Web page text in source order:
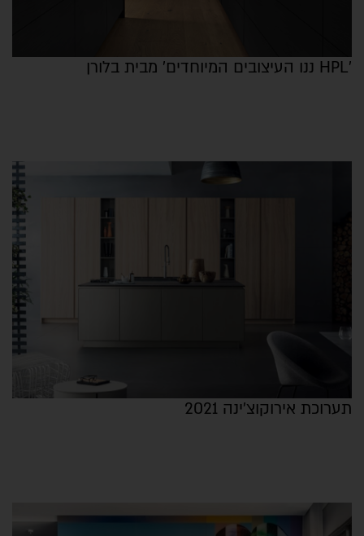
'HPL ננו העיצובים המיוחדים' מבית בלורן
תערוכת אירוקוצ'ינה 2021